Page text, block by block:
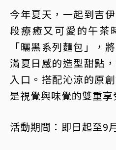
今年夏天，一起到吉
段療癒又可愛的午茶
「曬黑系列麵包」，
滿夏日感的造型甜點
入口。搭配沁涼的原
是視覺與味覺的雙重享
活動期間：即日起至9